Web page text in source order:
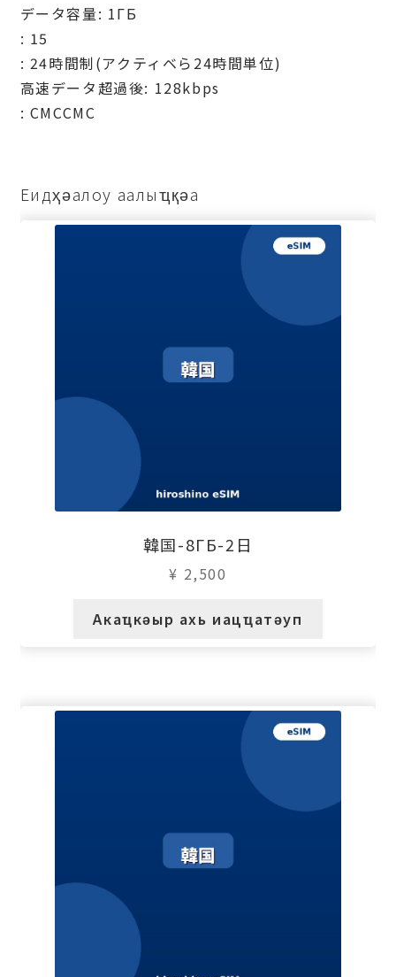
データ容量: 1ГБ
: 15
: 24時間制(アクティベら24時間単位)
高速データ超過後: 128kbps
: СМССМС
Еидҳәалоу аалыҵқәа
韓国-8ГБ-2日
¥ 2,500
Акаҵкәыр ахь иацҵатәуп